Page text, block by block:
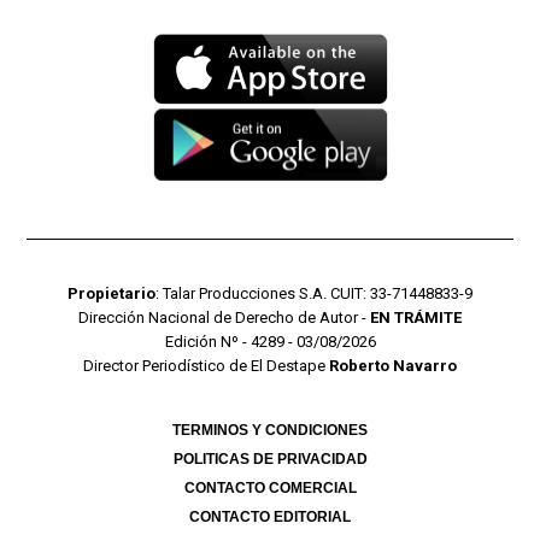
Propietario: Talar Producciones S.A. CUIT: 33-71448833-9
Dirección Nacional de Derecho de Autor - EN TRÁMITE
Edición Nº - 4289 - 03/08/2026
Director Periodístico de El Destape Roberto Navarro
TERMINOS Y CONDICIONES
POLITICAS DE PRIVACIDAD
CONTACTO COMERCIAL
CONTACTO EDITORIAL